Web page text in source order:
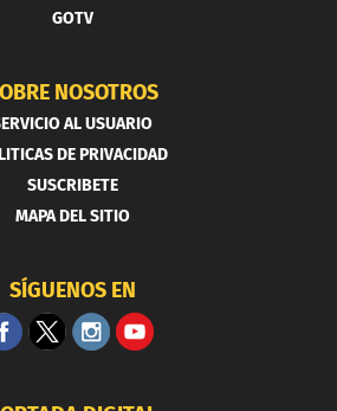
GOTV
NOSOTROS
AL USUARIO
DE PRIVACIDAD
SUSCRIBETE
MAPA DEL SITIO
SÍGUENOS EN